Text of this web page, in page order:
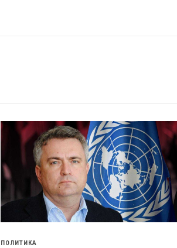
ПОЛИТИКА